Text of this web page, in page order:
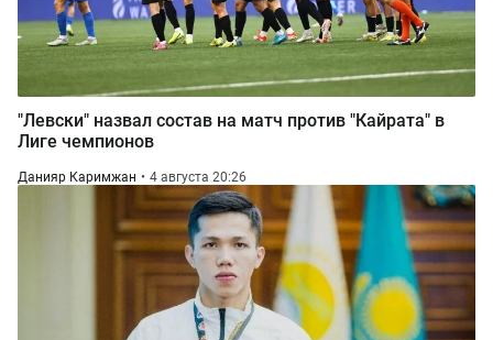
"Левски" назвал состав на матч против "Кайрата" в
Лиге чемпионов
Данияр Каримжан 4 августа 20:26